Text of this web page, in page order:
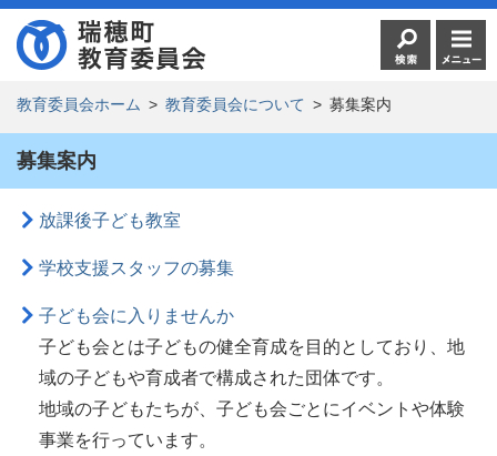
教育委員会ホーム > 教育委員会について > 募集案内
募集案内
放課後子ども教室
学校支援スタッフの募集
子ども会に入りませんか
子ども会とは子どもの健全育成を目的としており、地
域の子どもや育成者で構成された団体です。
地域の子どもたちが、子ども会ごとにイベントや体験
事業を行っています。